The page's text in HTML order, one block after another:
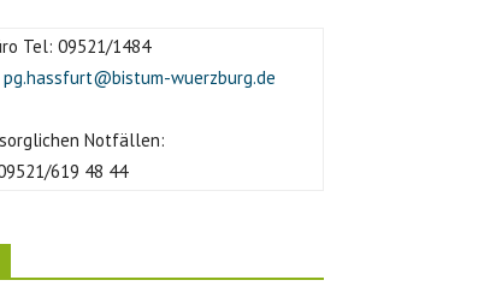
Tel: 09521/1484
pg.hassfurt@bistum-wuerzburg.de
Notfällen:
619 48 44